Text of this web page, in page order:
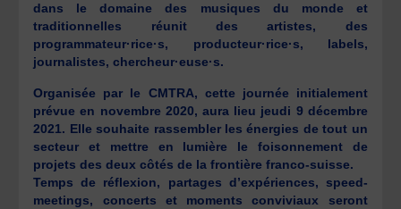
dans le domaine des musiques du monde et
traditionnelles réunit des artistes, des
programmateur·rice·s, producteur·rice·s, labels,
journalistes, chercheur·euse·s.
Organisée par le CMTRA, cette journée initialement
prévue en novembre 2020, aura lieu jeudi 9 décembre
2021. Elle souhaite rassembler les énergies de tout un
secteur et mettre en lumière le foisonnement de
projets des deux côtés de la frontière franco-suisse.
Temps de réflexion, partages d’expériences, speed-
meetings, concerts et moments conviviaux seront